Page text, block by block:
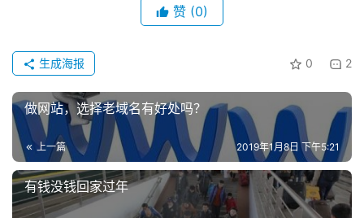
赞 (0)
0 2
生成海报
做网站，选择老域名有好处吗？
上一篇 2019年1月8日 下午5:21
有钱没钱回家过年